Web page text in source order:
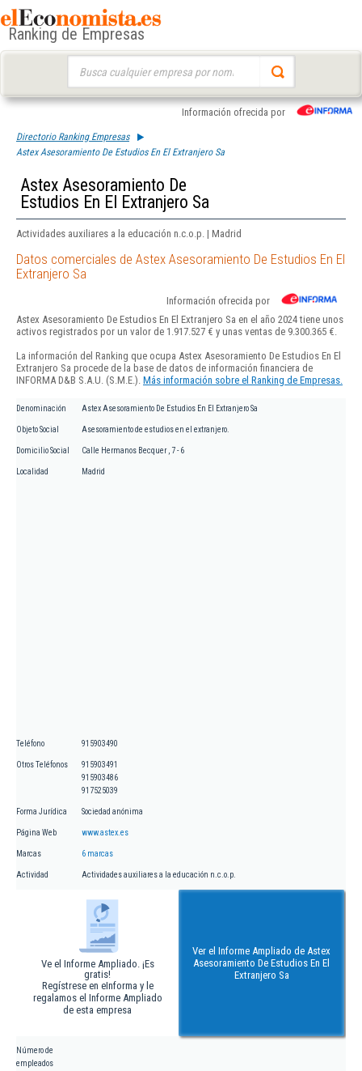
Ranking de Empresas
Información ofrecida por
Directorio Ranking Empresas
Astex Asesoramiento De Estudios En El Extranjero Sa
Astex Asesoramiento De
Estudios En El Extranjero Sa
Actividades auxiliares a la educación n.c.o.p. | Madrid
Datos comerciales de Astex Asesoramiento De Estudios En El
Extranjero Sa
Información ofrecida por
Astex Asesoramiento De Estudios En El Extranjero Sa en el año 2024 tiene unos
activos registrados por un valor de 1.917.527 € y unas ventas de 9.300.365 €.
La información del Ranking que ocupa Astex Asesoramiento De Estudios En El
Extranjero Sa procede de la base de datos de información financiera de
INFORMA D&B S.A.U. (S.M.E.). Más información sobre el Ranking de Empresas.
Denominación Astex Asesoramiento De Estudios En El Extranjero Sa
Objeto Social Asesoramiento de estudios en el extranjero.
Domicilio Social Calle Hermanos Becquer , 7 - 6
Localidad Madrid
Teléfono 915903490
Otros Teléfonos
915903491
915903486
917525039
Forma Jurídica Sociedad anónima
Página Web www.astex.es
Marcas 6 marcas
Actividad Actividades auxiliares a la educación n.c.o.p.
Ve el Informe Ampliado. ¡Es
gratis!
Regístrese en eInforma y le
regalamos el Informe Ampliado
de esta empresa
Ver el Informe Ampliado de Astex
Asesoramiento De Estudios En El
Extranjero Sa
Número de
empleados